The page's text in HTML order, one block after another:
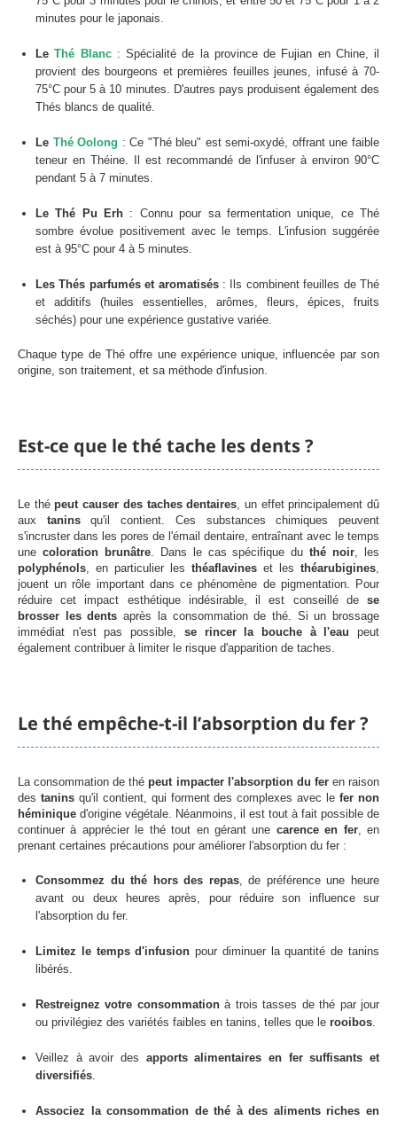
minutes pour le japonais.
LeThé Blanc: Spécialité de la province de Fujian en Chine, il
provient des bourgeons et premières feuilles jeunes, infusé à 70-
75°C pour 5 à 10 minutes. D'autres pays produisent également des
Thés blancs de qualité.
Le Thé Oolong : Ce "Thé bleu" est semi-oxydé, offrant une faible
teneur en Théine. Il est recommandé de l'infuser à environ 90°C
pendant 5 à 7 minutes.
Le Thé Pu Erh : Connu pour sa fermentation unique, ce Thé
sombre évolue positivement avec le temps. L'infusion suggérée
est à 95°C pour 4 à 5 minutes.
Les Thés parfumés et aromatisés: Ils combinent feuilles de Thé
et additifs (huiles essentielles, arômes, fleurs, épices, fruits
séchés) pour une expérience gustative variée.
Chaque type de Thé offre une expérience unique, influencée par son
origine, son traitement, et sa méthode d'infusion.
Est-ce que le thé tache les dents ?
Le thépeut causer des taches dentaires, un effet principalement dû
aux taninsqu'il contient. Ces substances chimiques peuvent
s'incruster dans les pores de l'émail dentaire, entraînant avec le temps
une coloration brunâtre. Dans le cas spécifique duthé noir, les
polyphénols, en particulier les théaflavines et les théarubigines,
jouent un rôle important dans ce phénomène de pigmentation. Pour
réduire cet impact esthétique indésirable, il est conseillé de se
brosser les dents après la consommation de thé. Si un brossage
immédiat n'est pas possible, se rincer la bouche à l'eau peut
également contribuer à limiter le risque d'apparition de taches.
Le thé empêche-t-il l’absorption du fer ?
La consommation de thépeut impacter l'absorption du feren raison
des taninsqu'il contient, qui forment des complexes avec lefer non
héminique d'origine végétale. Néanmoins, il est tout à fait possible de
continuer à apprécier le thé tout en gérant une carence en fer, en
prenant certaines précautions pour améliorer l'absorption du fer :
Consommez du thé hors des repas, de préférence une heure
avant ou deux heures après, pour réduire son influence sur
l'absorption du fer.
Limitez le temps d'infusion pour diminuer la quantité de tanins
libérés.
Restreignez votre consommationà trois tasses de thé par jour
ou privilégiez des variétés faibles en tanins, telles que le rooibos.
Veillez à avoir des apports alimentaires en fer suffisants et
diversifiés.
Associez la consommation de thé à des aliments riches en